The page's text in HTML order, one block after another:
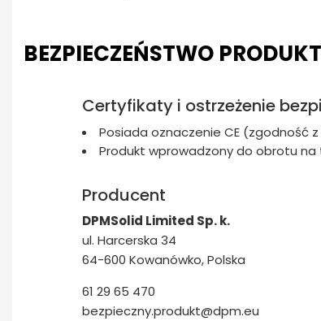
BEZPIECZEŃSTWO
Certyfikaty i ostrzeżenie
Posiada oznaczenie CE (zgodność z
Produkt wprowadzony do obrotu na
Producent
DPMSolid Limited Sp. k.
ul. Harcerska 34
64-600 Kowanówko, Polska
61 29 65 470
bezpieczny.produkt@dpm.eu